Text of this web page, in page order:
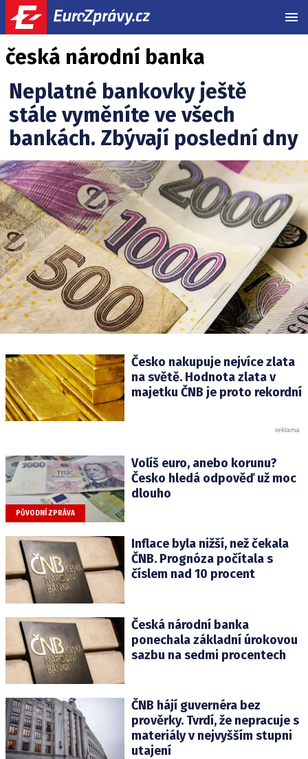
česká národní banka
Neplatné bankovky ještě
stále vyměníte ve všech
bankách. Zbývají poslední dny
Česko nakupuje nejvíce zlata
na světě. Hodnota zlata v
majetku ČNB je proto rekordní
PŮVODNÍ ZPRÁVA
Volíš euro, anebo korunu?
Česko hledá odpověď už moc
dlouho
Inflace byla nižší, než čekala
ČNB. Prognóza počítala s
číslem nad 10 procent
Česká národní banka
ponechala základní úrokovou
sazbu na sedmi procentech
ČNB hájí guvernéra bez
prověrky. Tvrdí, že nepracuje s
materiály v nejvyšším stupni
utajení